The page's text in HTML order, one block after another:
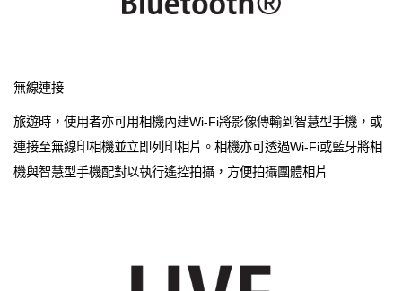
無線連接
旅遊時，使用者亦可用相機內建Wi-Fi將影像傳輸到智慧型手機，或
連接至無線印相機並立即列印相片。相機亦可透過Wi-Fi或藍牙將相
機與智慧型手機配對以執行遙控拍攝，方便拍攝團體相片